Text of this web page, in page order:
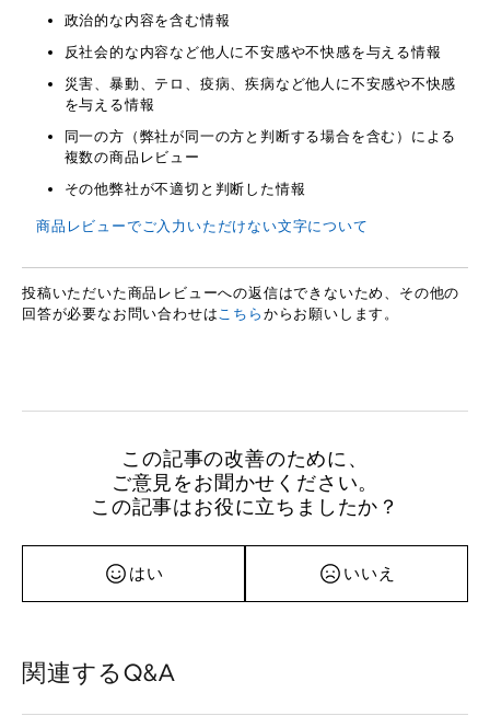
政治的な内容を含む情報
反社会的な内容など他人に不安感や不快感を与える情報
災害、暴動、テロ、疫病、疾病など他人に不安感や不快感
を与える情報
同一の方（弊社が同一の方と判断する場合を含む）による
複数の商品レビュー
その他弊社が不適切と判断した情報
商品レビューでご入力いただけない文字について
投稿いただいた商品レビューへの返信はできないため、その他の
回答が必要なお問い合わせはこちら からお願いします。
この記事の改善のために、
ご意見をお聞かせください。
この記事はお役に立ちましたか？
はい いいえ
関連するQ&A